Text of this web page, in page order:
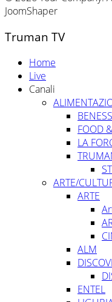
JoomShaper
Truman TV
Home
Live
Canali
FOOD
LA
ARTE/
ARTE
ALM
ENTEL